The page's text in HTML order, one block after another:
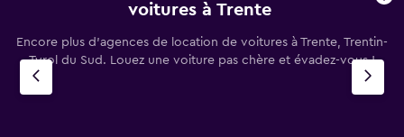
voitures à Trente
Encore plus d’agences de location de voitures à Trente, Trentin-
Tyrol du Sud. Louez une voiture pas chère et évadez-vous !